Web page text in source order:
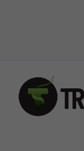
contenuto